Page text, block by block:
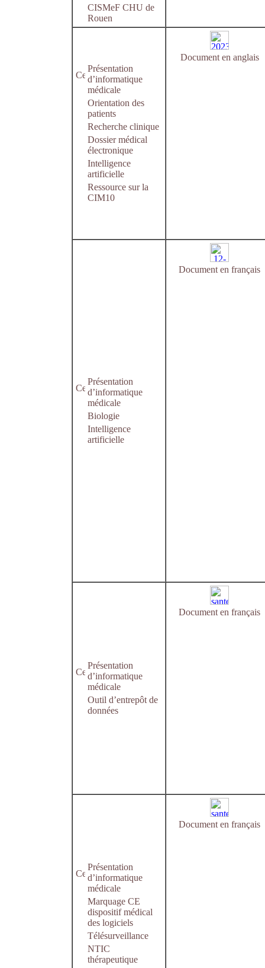
CISMeF CHU de
Rouen
Présentation
d’informatique
médicale
Orientation des
patients
Recherche clinique
Dossier médical
électronique
Intelligence
artificielle
Ressource sur la
CIM10
Document en anglais
Présentation
d’informatique
médicale
Biologie
Intelligence
artificielle
Document en français
Présentation
d’informatique
médicale
Outil d’entrepôt de
données
Document en français
Présentation
d’informatique
médicale
Marquage CE
dispositif médical
des logiciels
Télésurveillance
NTIC
thérapeutique
Document en français